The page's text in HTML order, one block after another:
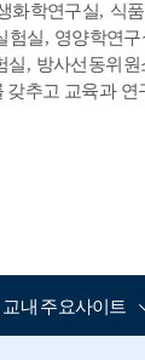
화학연구실, 식
험실, 영양학연
실, 방사선동위
갖추고 교육과 연
교내 주요사이트